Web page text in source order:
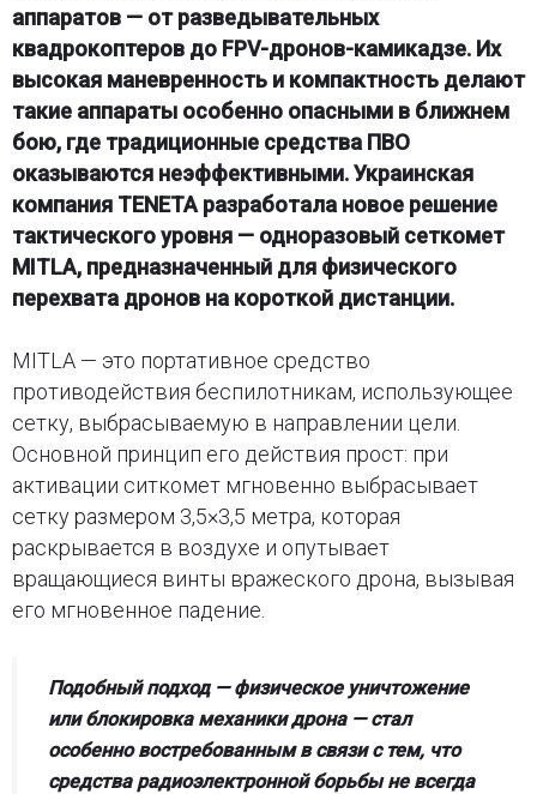
аппаратов — от разведывательных
квадрокоптеров до FPV-дронов-камикадзе. Их
высокая маневренность и компактность делают
такие аппараты особенно опасными в ближнем
бою, где традиционные средства ПВО
оказываются неэффективными. Украинская
компания TENETA разработала новое решение
тактического уровня — одноразовый сеткомет
MITLA, предназначенный для физического
перехвата дронов на короткой дистанции.
MITLA — это портативное средство
противодействия беспилотникам, использующее
сетку, выбрасываемую в направлении цели.
Основной принцип его действия прост: при
активации ситкомет мгновенно выбрасывает
сетку размером 3,5×3,5 метра, которая
раскрывается в воздухе и опутывает
вращающиеся винты вражеского дрона, вызывая
его мгновенное падение.
Подобный подход — физическое уничтожение
или блокировка механики дрона — стал
особенно востребованным в связи с тем, что
средства радиоэлектронной борьбы не всегда